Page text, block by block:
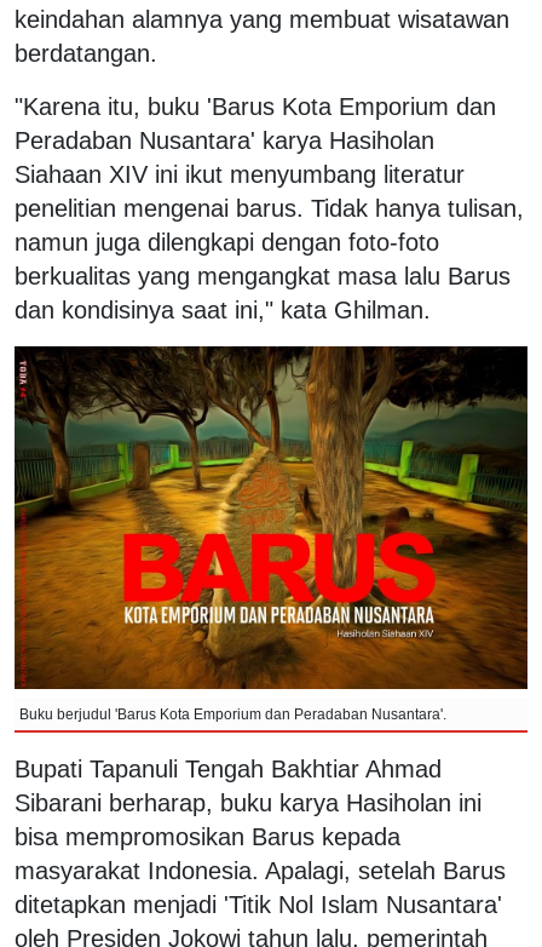
keindahan alamnya yang membuat wisatawan
berdatangan.
"Karena itu, buku 'Barus Kota Emporium dan
Peradaban Nusantara' karya Hasiholan
Siahaan XIV ini ikut menyumbang literatur
penelitian mengenai barus. Tidak hanya tulisan,
namun juga dilengkapi dengan foto-foto
berkualitas yang mengangkat masa lalu Barus
dan kondisinya saat ini," kata Ghilman.
Buku berjudul 'Barus Kota Emporium dan Peradaban Nusantara'.
Bupati Tapanuli Tengah Bakhtiar Ahmad
Sibarani berharap, buku karya Hasiholan ini
bisa mempromosikan Barus kepada
masyarakat Indonesia. Apalagi, setelah Barus
ditetapkan menjadi 'Titik Nol Islam Nusantara'
oleh Presiden Jokowi tahun lalu, pemerintah